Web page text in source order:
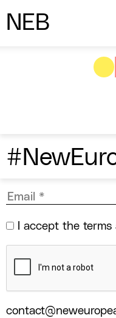
N ew
European
B
I accept the terms